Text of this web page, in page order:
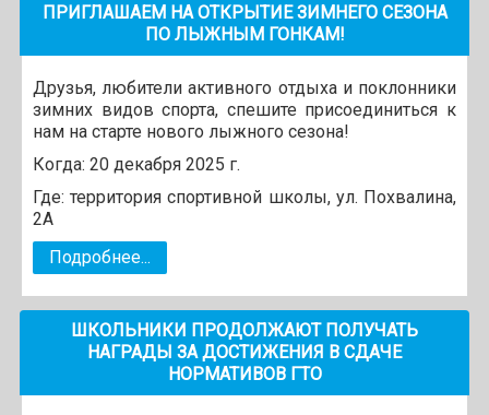
ПРИГЛАШАЕМ НА ОТКРЫТИЕ ЗИМНЕГО СЕЗОНА
ПО ЛЫЖНЫМ ГОНКАМ!
Друзья, любители активного отдыха и поклонники
зимних видов спорта, спешите присоединиться к
нам на старте нового лыжного сезона!
Когда: 20 декабря 2025 г.
Где: территория спортивной школы, ул. Похвалина,
2А
Подробнее...
ШКОЛЬНИКИ ПРОДОЛЖАЮТ ПОЛУЧАТЬ
НАГРАДЫ ЗА ДОСТИЖЕНИЯ В СДАЧЕ
НОРМАТИВОВ ГТО